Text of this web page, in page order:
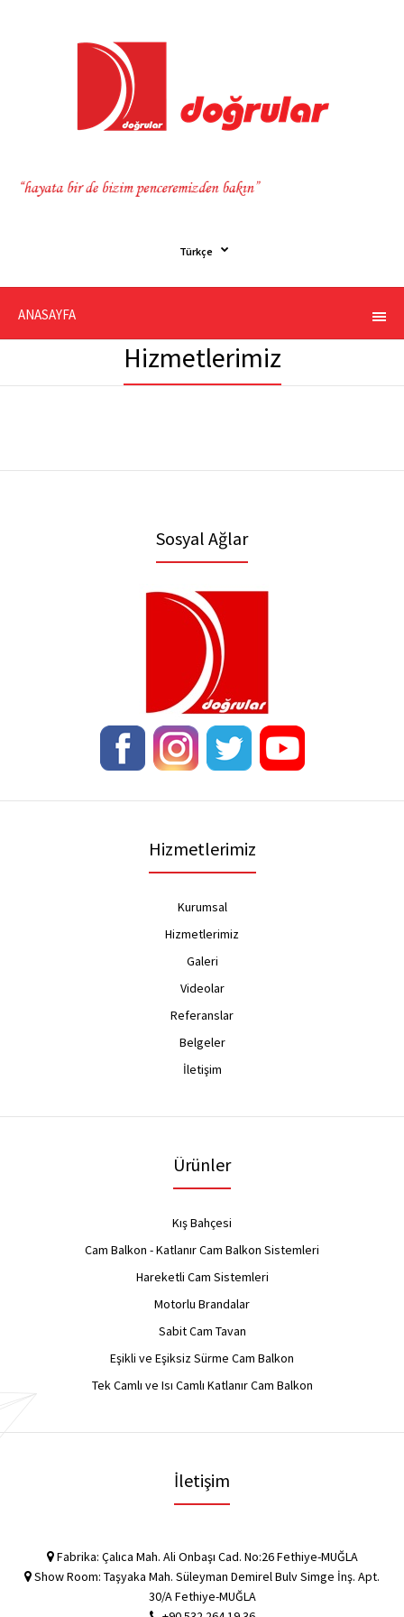
Türkçe
ANASAYFA
Hizmetlerimiz
Sosyal Ağlar
Hizmetlerimiz
Kurumsal
Hizmetlerimiz
Galeri
Videolar
Referanslar
Belgeler
İletişim
Ürünler
Kış Bahçesi
Cam Balkon - Katlanır Cam Balkon Sistemleri
Hareketli Cam Sistemleri
Motorlu Brandalar
Sabit Cam Tavan
Eşikli ve Eşiksiz Sürme Cam Balkon
Tek Camlı ve Isı Camlı Katlanır Cam Balkon
İletişim
Fabrika: Çalıca Mah. Ali Onbaşı Cad. No:26 Fethiye-MUĞLA
Show Room: Taşyaka Mah. Süleyman Demirel Bulv Simge İnş. Apt.
30/A Fethiye-MUĞLA